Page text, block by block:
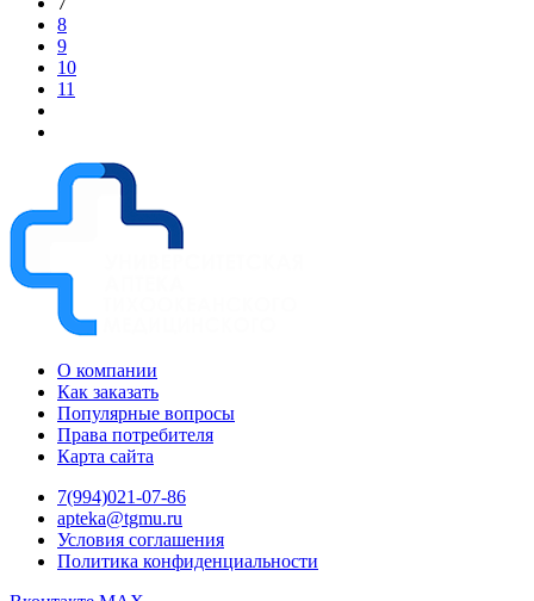
8
9
10
11
О компании
Как заказать
Популярные вопросы
Права потребителя
Карта сайта
7(994)021-07-86
apteka@tgmu.ru
Условия соглашения
Политика конфиденциальности